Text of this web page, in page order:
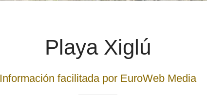
Playa Xiglú
Información facilitada por EuroWeb Media